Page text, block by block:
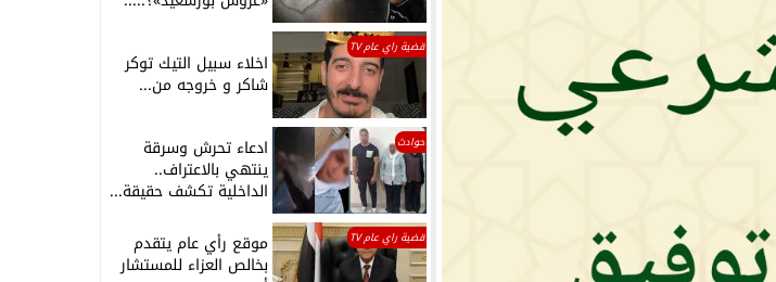
قضية راي عام TV
اخلاء سبيل التيك توكر
شاكر و خروجه من...
حوادث ادعاء تحرش وسرقة
ينتهي بالاعتراف..
الداخلية تكشف حقيقة...
قضية راي عام TV موقع رأي عام يتقدم
بخالص العزاء للمستشار